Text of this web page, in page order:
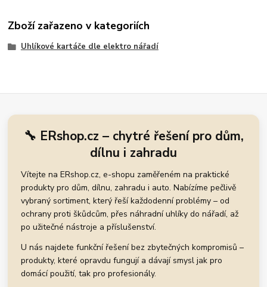
Zboží zařazeno v kategoriích
Uhlíkové kartáče dle elektro nářadí
🔧 ERshop.cz – chytré řešení pro dům,
dílnu i zahradu
Vítejte na ERshop.cz, e-shopu zaměřeném na praktické
produkty pro dům, dílnu, zahradu i auto. Nabízíme pečlivě
vybraný sortiment, který řeší každodenní problémy – od
ochrany proti škůdcům, přes náhradní uhlíky do nářadí, až
po užitečné nástroje a příslušenství.
U nás najdete funkční řešení bez zbytečných kompromisů –
produkty, které opravdu fungují a dávají smysl jak pro
domácí použití, tak pro profesionály.